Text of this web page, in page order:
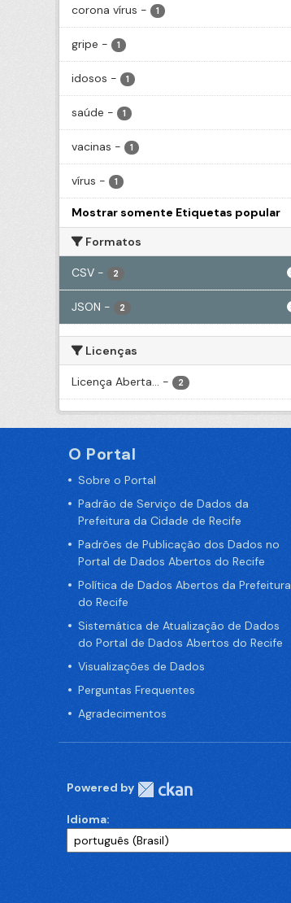
corona vírus - 1
gripe - 1
idosos - 1
saúde - 1
vacinas - 1
vírus - 1
Mostrar somente Etiquetas popular
Formatos
CSV - 2
JSON - 2
Licenças
Licença Aberta... - 2
O Portal
Sobre o Portal
Padrão de Serviço de Dados da
Prefeitura da Cidade de Recife
Padrões de Publicação dos Dados no
Portal de Dados Abertos do Recife
Política de Dados Abertos da Prefeitura
do Recife
Sistemática de Atualização de Dados
do Portal de Dados Abertos do Recife
Visualizações de Dados
Perguntas Frequentes
Agradecimentos
Powered by
Idioma